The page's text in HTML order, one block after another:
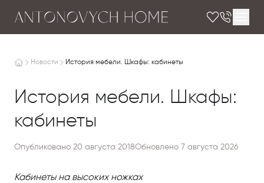
Новости История мебели. Шкафы: кабинеты
История мебели. Шкафы:
кабинеты
Опубликовано 20 августа 2018Обновлено 7 августа 2026
Кабинеты на высоких ножках